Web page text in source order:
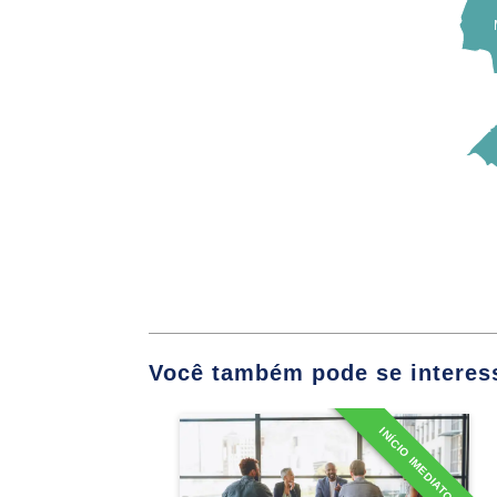
Memória
Comunicação
Governamental
Relacionamento
Viabilidade da
Você também pode se
INÍCIO IMEDIATO
Especialização em
Comunicação, Diversidade
e Inclusão